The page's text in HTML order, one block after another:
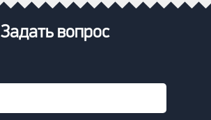
Задать вопрос